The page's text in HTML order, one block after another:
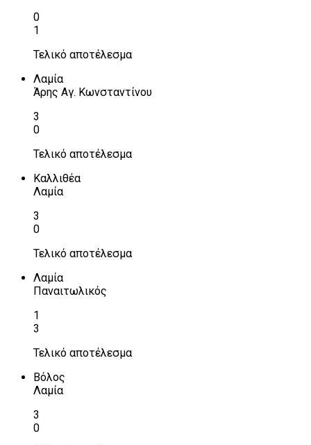
0
1
Τελικό αποτέλεσμα
Λαμία
Άρης Αγ. Κωνσταντίνου
3
0
Τελικό αποτέλεσμα
Καλλιθέα
Λαμία
3
0
Τελικό αποτέλεσμα
Λαμία
Παναιτωλικός
1
3
Τελικό αποτέλεσμα
Βόλος
Λαμία
3
0